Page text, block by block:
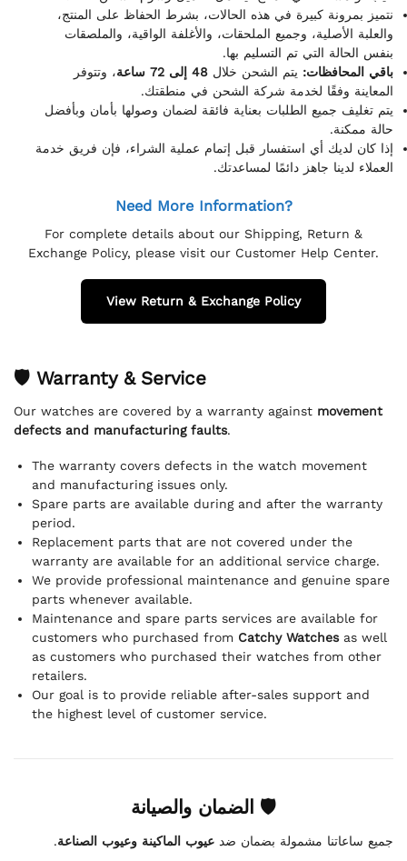
نتميز بمرونة كبيرة في هذه الحالات، بشرط الحفاظ على المنتج،
والعلبة الأصلية، وجميع الملحقات، والأغلفة الواقية، والملصقات
بنفس الحالة التي تم التسليم بها.
باقي المحافظات: يتم الشحن خلال 48 إلى 72 ساعة
، وتتوفر
المعاينة وفقًا لخدمة شركة الشحن في منطقتك.
يتم تغليف جميع الطلبات بعناية فائقة لضمان وصولها بأمان وبأفضل
حالة ممكنة.
إذا كان لديك أي استفسار قبل إتمام عملية الشراء، فإن فريق خدمة
العملاء لدينا جاهز دائمًا لمساعدتك.
Need More Information?
For complete details about our Shipping, Return &
Exchange Policy, please visit our Customer Help Center.
View Return & Exchange Policy
🛡 Warranty & Service
Our watches are covered by a warranty against movement
defects and manufacturing faults.
The warranty covers defects in the watch movement
and manufacturing issues only.
Spare parts are available during and after the warranty
period.
Replacement parts that are not covered under the
warranty are available for an additional service charge.
We provide professional maintenance and genuine spare
parts whenever available.
Maintenance and spare parts services are available for
customers who purchased from Catchy Watchesas well
as customers who purchased their watches from other
retailers.
Our goal is to provide reliable after-sales support and
the highest level of customer service.
🛡 الضمان والصيانة
جميع ساعاتنا مشمولة بضمان ضد عيوب الماكينة وعيوب الصناعة.